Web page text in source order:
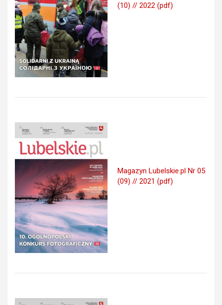
(10) // 2022 (pdf)
Magazyn Lubelskie.pl Nr 05
(09) // 2021 (pdf)